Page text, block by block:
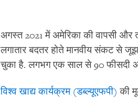
अगस्त 2021 में अमेरिका की वापसी और
लगातार बदतर होते मानवीय संकट से
चुका है. लगभग एक साल से 90 फीसदी
विश्व खाद्य कार्यक्रम (डब्ल्यूएफपी) की